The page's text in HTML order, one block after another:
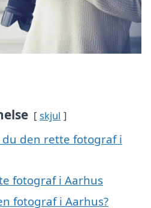
skjul
den rette fotograf i
fotograf i Aarhus
fotograf i Aarhus?